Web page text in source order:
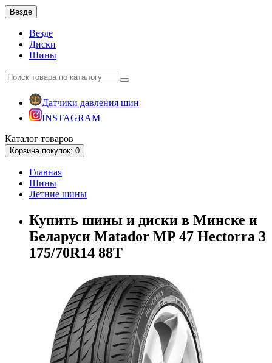
Везде
Везде
Диски
Шины
Датчики давления шин
INSTAGRAM
Каталог товаров
Корзинапокупок: 0
Главная
Шины
Летние шины
Купить шины и диски в Минске и
Беларуси Matador MP 47 Hectorra 3
175/70R14 88T